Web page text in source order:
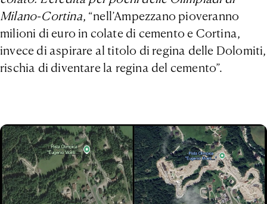
Milano-Cortina, “nell’Ampezzano pioveranno
milioni di euro in colate di cemento e Cortina,
invece di aspirare al titolo di regina delle Dolomiti,
rischia di diventare la regina del cemento”.